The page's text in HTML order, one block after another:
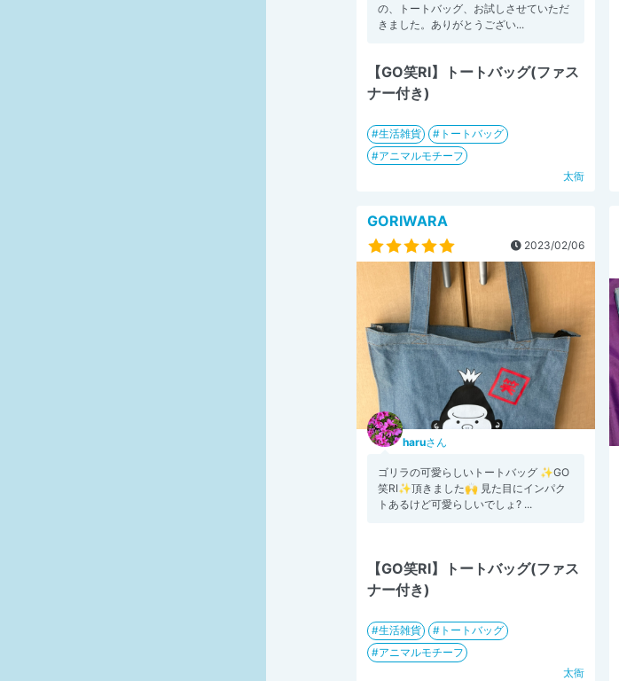
の、トートバッグ、お試しさせていただ
きました。ありがとうござい...
【GO笑RI】トートバッグ(ファス
ナー付き)
生活雑貨
トートバッグ
アニマルモチーフ
太衙
GORIWARA
2023/02/06
haruさん
ゴリラの可愛らしいトートバッグ ✨GO
笑RI✨頂きました🙌 見た目にインパク
トあるけど可愛らしいでしょ? ...
【GO笑RI】トートバッグ(ファス
ナー付き)
生活雑貨
トートバッグ
アニマルモチーフ
太衙